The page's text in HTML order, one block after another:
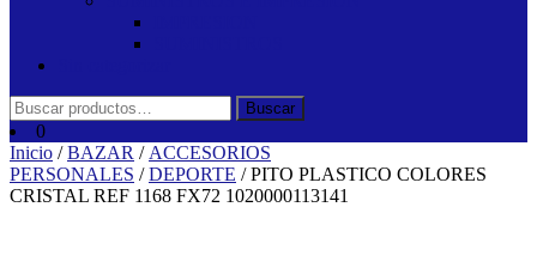
Buscar
por:
Buscar
0
Inicio /BAZAR / ACCESORIOS
PERSONALES /DEPORTE / PITO PLASTICO COLORES
CRISTAL REF 1168 FX72 1020000113141